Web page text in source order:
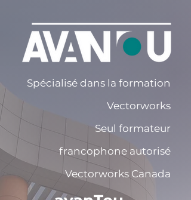
Spécialisé dans la formation
Vectorworks
Seul formateur
francophone autorisé
Vectorworks Canada